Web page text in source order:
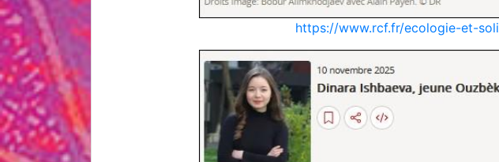
https://www.rcf.fr/ecologie-et-